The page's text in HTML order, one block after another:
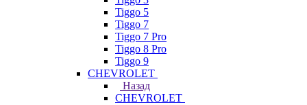
Tiggo 5
Tiggo 7
Tiggo 7 Pro
Tiggo 8 Pro
Tiggo 9
CHEVROLET
Назад
CHEVROLET